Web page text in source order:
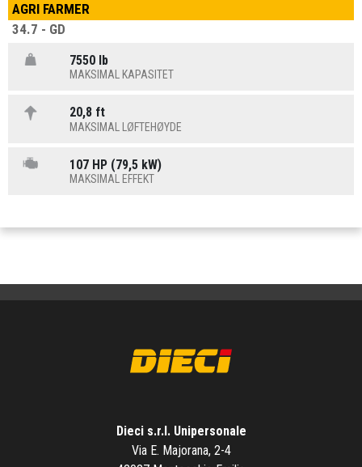
AGRI FARMER
34.7 - GD
7550 lb
MAKSIMAL KAPASITET
20,8 ft
MAKSIMAL LØFTEHØYDE
107 HP (79,5 kW)
MAKSIMAL EFFEKT
Dieci s.r.l. Unipersonale
Via E. Majorana, 2-4